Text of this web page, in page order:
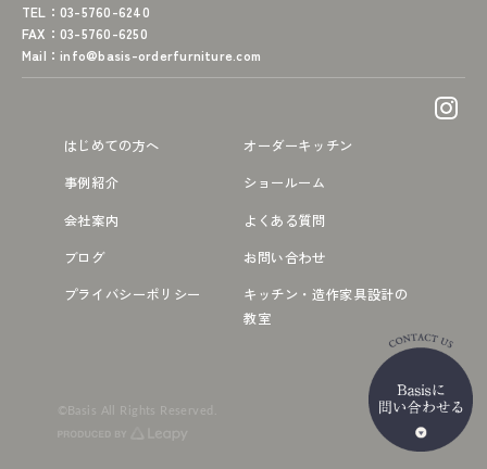
TEL ：03-5760-6240
FAX ：03-5760-6250
Mail ：info@basis-orderfurniture.com
はじめての方へ
オーダーキッチン
事例紹介
ショールーム
会社案内
よくある質問
ブログ
お問い合わせ
プライバシーポリシー
キッチン・造作家具設計の
教室
©Basis All Rights Reserved.